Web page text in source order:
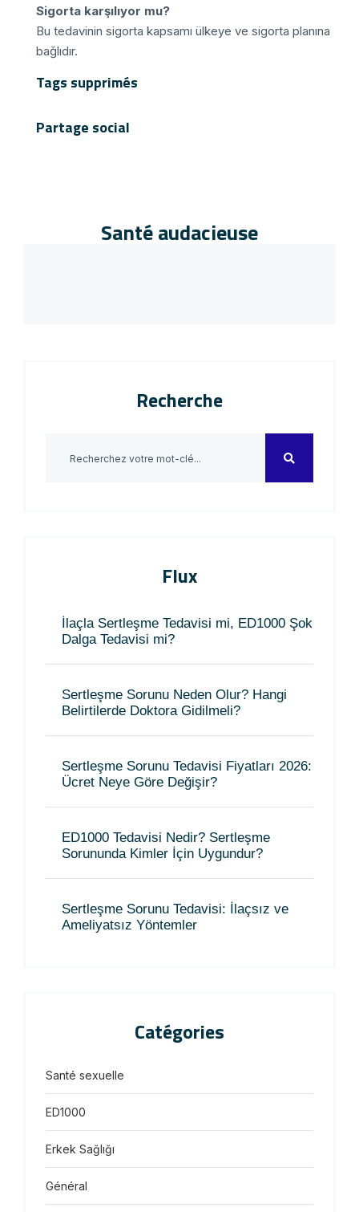
Sigorta karşılıyor mu?
Bu tedavinin sigorta kapsamı ülkeye ve sigorta planına
bağlıdır.
Tags supprimés
Partage social
Santé audacieuse
Recherche
Flux
İlaçla Sertleşme Tedavisi mi, ED1000 Şok
Dalga Tedavisi mi?
Sertleşme Sorunu Neden Olur? Hangi
Belirtilerde Doktora Gidilmeli?
Sertleşme Sorunu Tedavisi Fiyatları 2026:
Ücret Neye Göre Değişir?
ED1000 Tedavisi Nedir? Sertleşme
Sorununda Kimler İçin Uygundur?
Sertleşme Sorunu Tedavisi: İlaçsız ve
Ameliyatsız Yöntemler
Catégories
Santé sexuelle
ED1000
Erkek Sağlığı
Général